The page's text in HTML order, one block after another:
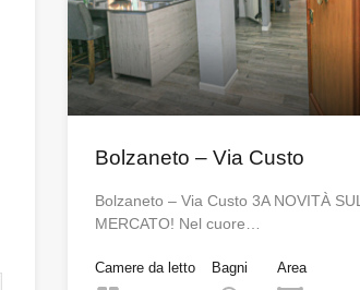
Bolzaneto – Via Custo
Bolzaneto – Via Custo 3A NOVITÀ SUL
MERCATO! Nel cuore…
Camere da letto
Bagni
Area